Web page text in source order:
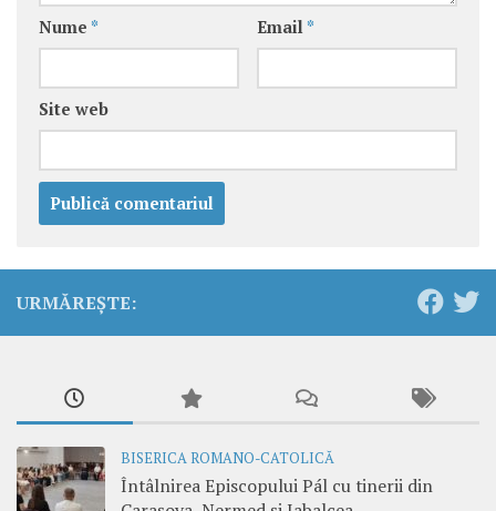
Nume * Email *
Site web
URMĂREȘTE:
BISERICA ROMANO-CATOLICĂ
Întâlnirea Episcopului Pál cu tinerii din